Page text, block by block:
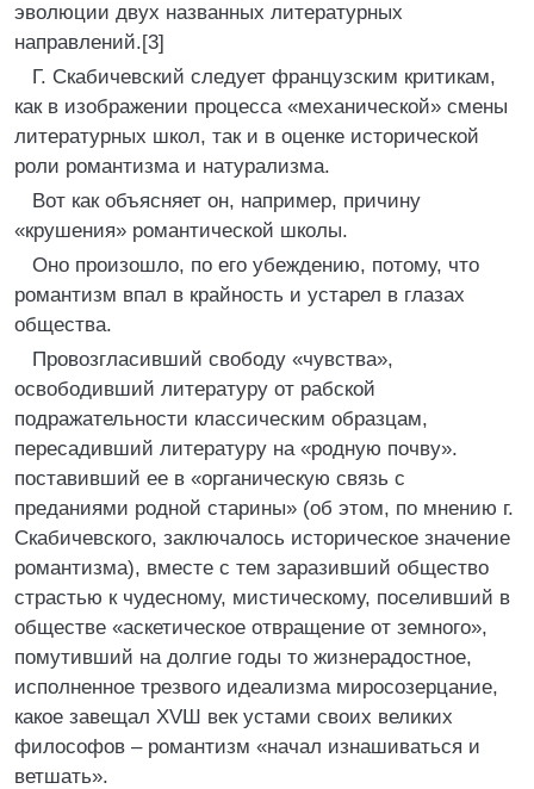
эволюции двух названных литературных
направлений.[3]
Г. Скабичевский следует французским критикам,
как в изображении процесса «механической» смены
литературных школ, так и в оценке исторической
роли романтизма и натурализма.
Вот как объясняет он, например, причину
«крушения» романтической школы.
Оно произошло, по его убеждению, потому, что
романтизм впал в крайность и устарел в глазах
общества.
Провозгласивший свободу «чувства»,
освободивший литературу от рабской
подражательности классическим образцам,
пересадивший литературу на «родную почву».
поставивший ее в «органическую связь с
преданиями родной старины» (об этом, по мнению г.
Скабичевского, заключалось историческое значение
романтизма), вместе с тем заразивший общество
страстью к чудесному, мистическому, поселивший в
обществе «аскетическое отвращение от земного»,
помутивший на долгие годы то жизнерадостное,
исполненное трезвого идеализма миросозерцание,
какое завещал ХVШ век устами своих великих
философов – романтизм «начал изнашиваться и
ветшать».